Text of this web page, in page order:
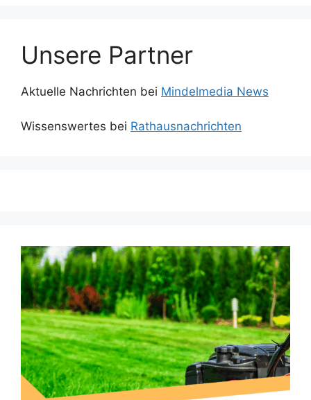
Unsere Partner
Aktuelle Nachrichten bei Mindelmedia News
Wissenswertes bei Rathausnachrichten